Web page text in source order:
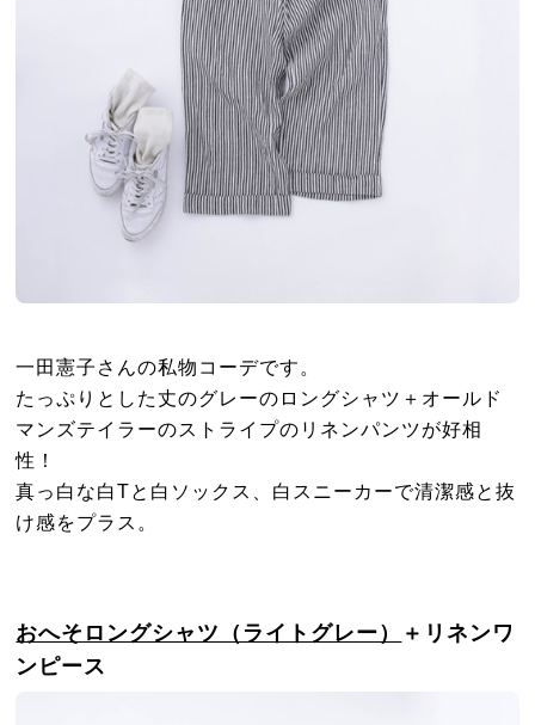
一田憲子さんの私物コーデです。
たっぷりとした丈のグレーのロングシャツ＋オールド
マンズテイラーのストライプのリネンパンツが好相
性！
真っ白な白Tと白ソックス、白スニーカーで清潔感と抜
け感をプラス。
おへそロングシャツ（ライトグレー）
＋リネンワ
ンピース